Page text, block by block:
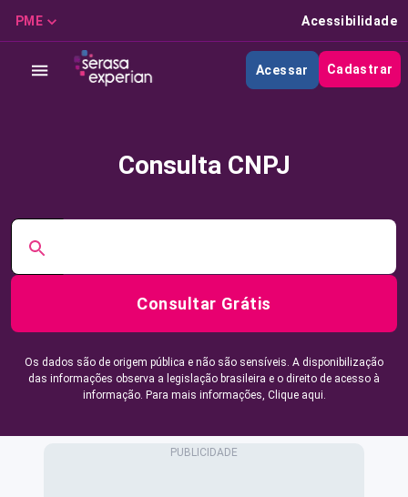
PME Acessibilidade
Acessar Cadastrar
Consulta CNPJ
Consultar Grátis
Os dados são de origem pública e não são sensíveis. A disponibilização
das informações observa a legislação brasileira e o direito de acesso à
informação. Para mais informações, Clique aqui.